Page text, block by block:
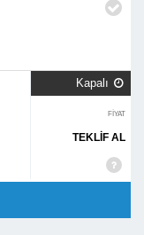
Kapalı 
FİYAT
TEKLİF AL